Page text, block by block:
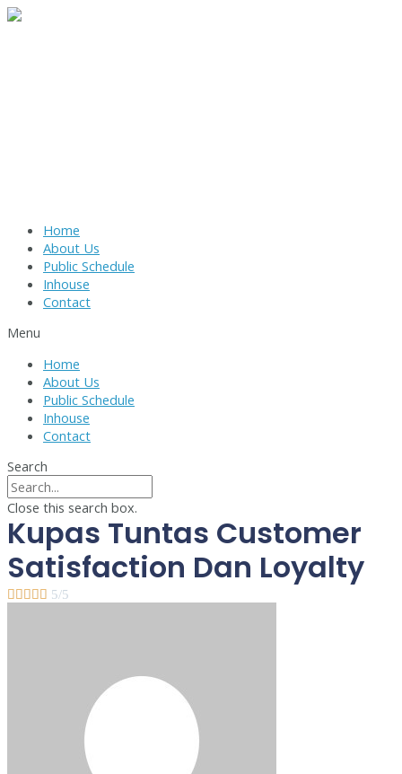
Skip
Home
About Us
Public Schedule
Inhouse
Contact
Menu
Home
About Us
Public Schedule
Inhouse
Contact
Search
Close this search box.
Kupas Tuntas Customer
Satisfaction Dan Loyalty
     5/5